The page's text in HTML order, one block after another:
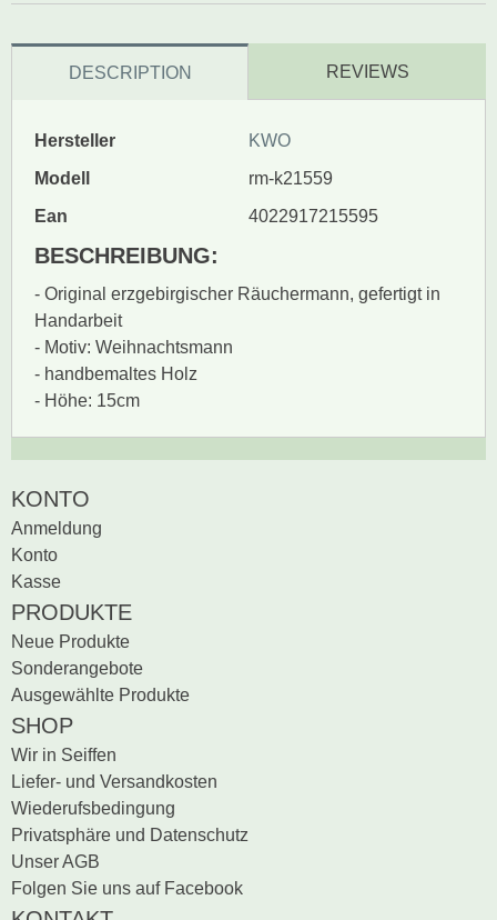
DESCRIPTION REVIEWS
Hersteller
KWO
Modell
rm-k21559
Ean
4022917215595
BESCHREIBUNG:
- Original erzgebirgischer Räuchermann, gefertigt in
Handarbeit
- Motiv: Weihnachtsmann
- handbemaltes Holz
- Höhe: 15cm
Produktrezensionen.
Sei der erste, der
Bewertung schreiben
KONTO
Anmeldung
Konto
Kasse
PRODUKTE
Neue Produkte
Sonderangebote
Ausgewählte Produkte
SHOP
Wir in Seiffen
Liefer- und Versandkosten
Wiederufsbedingung
Privatsphäre und Datenschutz
Unser AGB
Folgen Sie uns auf Facebook